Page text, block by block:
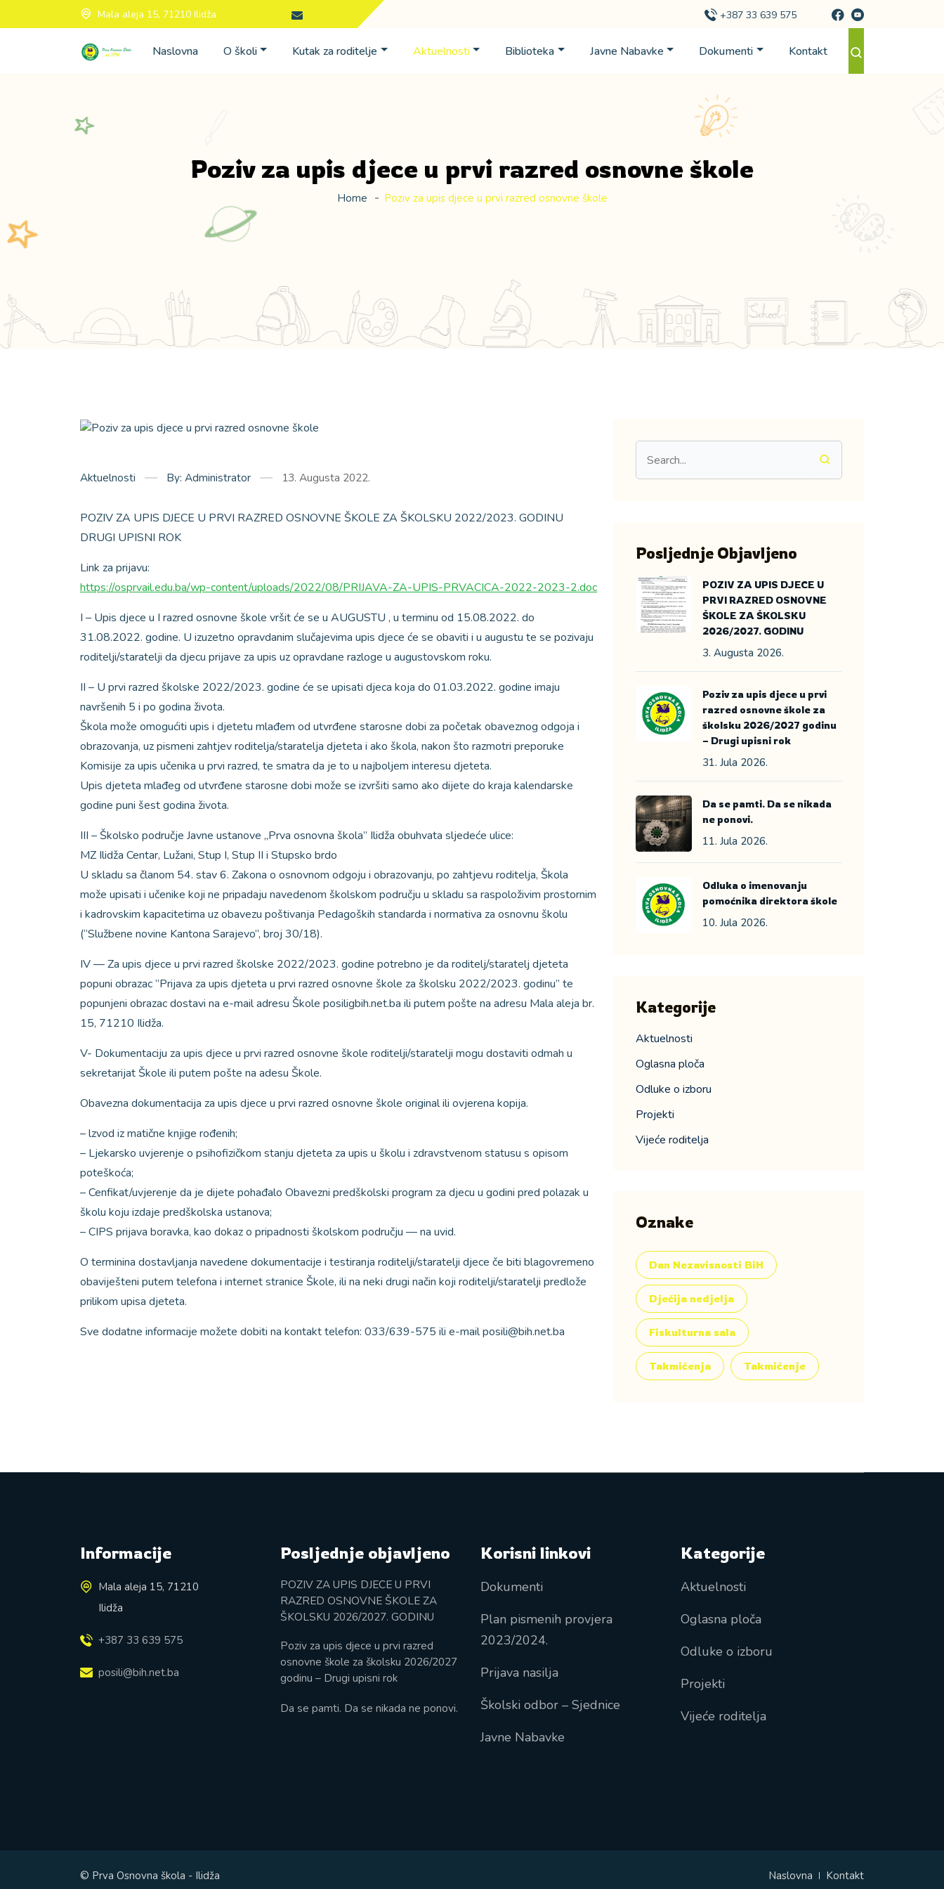
Mala aleja 15, 71210 Ilidža +387 33 639 575
Naslovna O školi Kutak za roditelje Aktuelnosti Biblioteka Javne Nabavke Dokumenti Kontakt
Poziv za upis djece u prvi razred osnovne škole
Home Poziv za upis djece u prvi razred osnovne škole
Aktuelnosti By: Administrator 13. Augusta 2022.
POZIV ZA UPIS DJECE U PRVI RAZRED OSNOVNE ŠKOLE ZA ŠKOLSKU 2022/2023. GODINU
DRUGI UPISNI ROK
Link za prijavu:
https://osprvail.edu.ba/wp-content/uploads/2022/08/PRIJAVA-ZA-UPIS-PRVACICA-2022-2023-2.doc
I – Upis djece u I razred osnovne škole vršit će se u AUGUSTU , u terminu od 15.08.2022. do
31.08.2022. godine. U izuzetno opravdanim slučajevima upis djece će se obaviti i u augustu te se pozivaju
roditelji/staratelji da djecu prijave za upis uz opravdane razloge u augustovskom roku.
II – U prvi razred školske 2022/2023. godine će se upisati djeca koja do 01.03.2022. godine imaju
navršenih 5 i po godina života.
Škola može omogućiti upis i djetetu mlađem od utvrđene starosne dobi za početak obaveznog odgoja i
obrazovanja, uz pismeni zahtjev roditelja/staratelja djeteta i ako škola, nakon što razmotri preporuke
Komisije za upis učenika u prvi razred, te smatra da je to u najboljem interesu djeteta.
Upis djeteta mlađeg od utvrđene starosne dobi može se izvršiti samo ako dijete do kraja kalendarske
godine puni šest godina života.
III – Školsko područje Javne ustanove „Prva osnovna škola” Ilidža obuhvata sljedeće ulice:
MZ Ilidža Centar, Lužani, Stup I, Stup II i Stupsko brdo
U skladu sa članom 54. stav 6. Zakona o osnovnom odgoju i obrazovanju, po zahtjevu roditelja, Škola
može upisati i učenike koji ne pripadaju navedenom školskom području u skladu sa raspoloživim prostornim
i kadrovskim kapacitetima uz obavezu poštivanja Pedagoških standarda i normativa za osnovnu školu
(“Službene novine Kantona Sarajevo”, broj 30/18).
IV — Za upis djece u prvi razred školske 2022/2023. godine potrebno je da roditelj/staratelj djeteta
popuni obrazac “Prijava za upis djeteta u prvi razred osnovne škole za školsku 2022/2023. godinu” te
popunjeni obrazac dostavi na e-mail adresu Škole posiligbih.net.ba ili putem pošte na adresu Mala aleja br.
15, 71210 Ilidža.
V- Dokumentaciju za upis djece u prvi razred osnovne škole roditelji/staratelji mogu dostaviti odmah u
sekretarijat Škole ili putem pošte na adesu Škole.
Obavezna dokumentacija za upis djece u prvi razred osnovne škole original ili ovjerena kopija.
– lzvod iz matične knjige rođenih;
– Ljekarsko uvjerenje o psihofizičkom stanju djeteta za upis u školu i zdravstvenom statusu s opisom
poteškoća;
– Cenfikat/uvjerenje da je dijete pohađalo Obavezni predškolski program za djecu u godini pred polazak u
školu koju izdaje predškolska ustanova;
– CIPS prijava boravka, kao dokaz o pripadnosti školskom području — na uvid.
O terminina dostavljanja navedene dokumentacije i testiranja roditelji/staratelji djece če biti blagovremeno
obaviješteni putem telefona i internet stranice Škole, ili na neki drugi način koji roditelji/staratelji predlože
prilikom upisa djeteta.
Sve dodatne informacije možete dobiti na kontakt telefon: 033/639-575 ili e-mail posili@bih.net.ba
Posljednje Objavljeno
POZIV ZA UPIS DJECE U
PRVI RAZRED OSNOVNE
ŠKOLE ZA ŠKOLSKU
2026/2027. GODINU
3. Augusta 2026.
Poziv za upis djece u prvi
razred osnovne škole za
školsku 2026/2027 godinu
– Drugi upisni rok
31. Jula 2026.
Da se pamti. Da se nikada
ne ponovi.
11. Jula 2026.
Odluka o imenovanju
pomoćnika direktora škole
10. Jula 2026.
Kategorije
Aktuelnosti
Oglasna ploča
Odluke o izboru
Projekti
Vijeće roditelja
Oznake
Dan Nezavisnosti BiH
Dječija nedjelja
Fiskulturna sala
Takmičenja Takmičenje
Informacije
Mala aleja 15, 71210
Ilidža
+387 33 639 575
posili@bih.net.ba
Posljednje objavljeno
POZIV ZA UPIS DJECE U PRVI
RAZRED OSNOVNE ŠKOLE ZA
ŠKOLSKU 2026/2027. GODINU
Poziv za upis djece u prvi razred
osnovne škole za školsku 2026/2027
godinu – Drugi upisni rok
Da se pamti. Da se nikada ne ponovi.
Korisni linkovi
Dokumenti
Plan pismenih provjera
2023/2024.
Prijava nasilja
Školski odbor – Sjednice
Javne Nabavke
Kategorije
Aktuelnosti
Oglasna ploča
Odluke o izboru
Projekti
Vijeće roditelja
© Prva Osnovna škola - Ilidža Naslovna Kontakt